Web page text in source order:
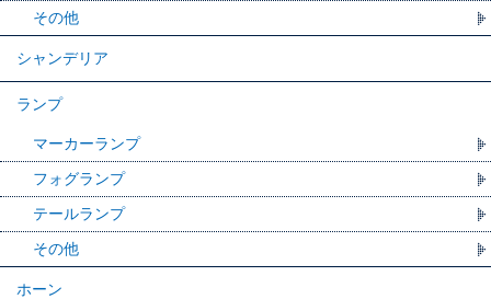
その他
シャンデリア
ランプ
マーカーランプ
フォグランプ
テールランプ
その他
ホーン